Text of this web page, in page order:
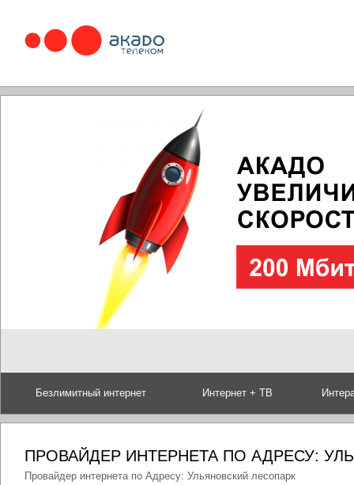
Безлимитный интернет Интернет + ТВ
ПРОВАЙДЕР ИНТЕРНЕТА ПО АДРЕСУ:
Провайдер интернета по Адресу: Ульяновский лесопарк